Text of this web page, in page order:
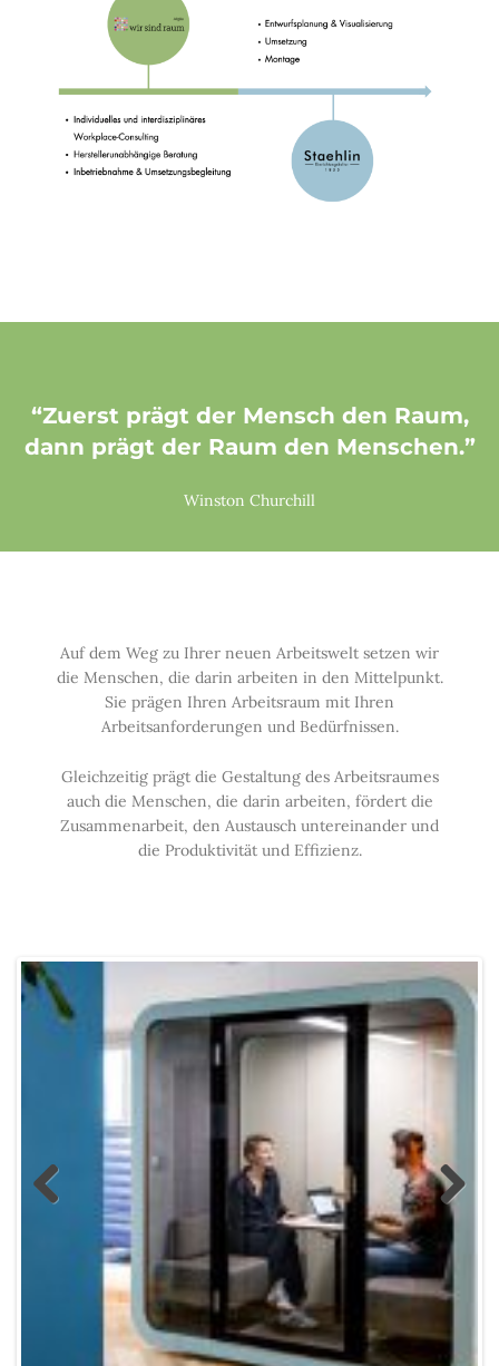
“Zuerst prägt der Mensch den Raum,
dann prägt der Raum den Menschen.”
Winston Churchill
Auf dem Weg zu Ihrer neuen Arbeitswelt setzen wir
die Menschen, die darin arbeiten in den Mittelpunkt.
Sie prägen Ihren Arbeitsraum mit Ihren
Arbeitsanforderungen und Bedürfnissen.
Gleichzeitig prägt die Gestaltung des Arbeitsraumes
auch die Menschen, die darin arbeiten, fördert die
Zusammenarbeit, den Austausch untereinander und
die Produktivität und Effizienz.